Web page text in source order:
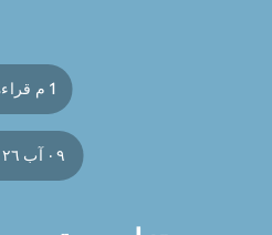
1 م قراءة
٠٩ آب ٢٠٢٦